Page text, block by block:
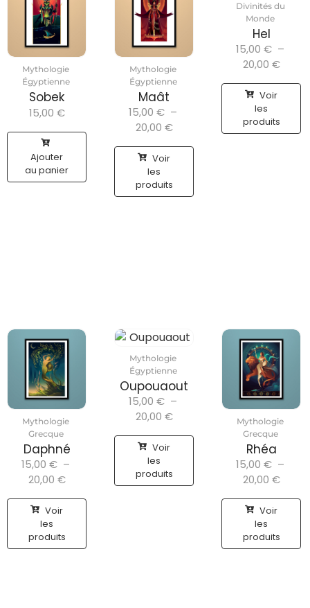
Mythologie
Égyptienne
Sobek
15,00 €
Ajouter
au panier
Mythologie
Égyptienne
Maât
15,00 € –
20,00 €
Voir
les
produits
Divinités du
Monde
Hel
15,00 € –
20,00 €
Voir
les
produits
Mythologie
Grecque
Daphné
15,00 € –
20,00 €
Voir
les
produits
Mythologie
Égyptienne
Oupouaout
15,00 € –
20,00 €
Voir
les
produits
Mythologie
Grecque
Rhéa
15,00 € –
20,00 €
Voir
les
produits